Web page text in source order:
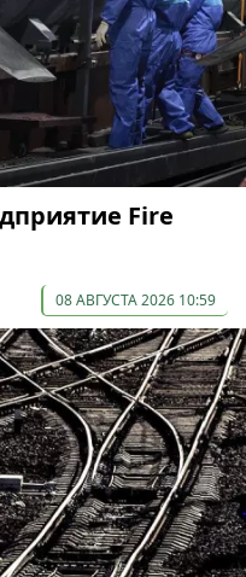
Fire
08 АВГУСТА 2026 10:59